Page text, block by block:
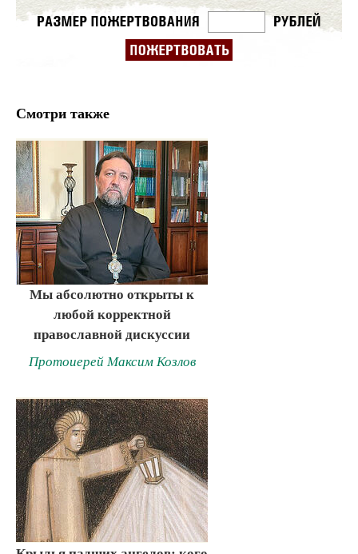
Смотри также
Мы абсолютно открыты к
любой корректной
православной дискуссии
Протоиерей Максим Козлов